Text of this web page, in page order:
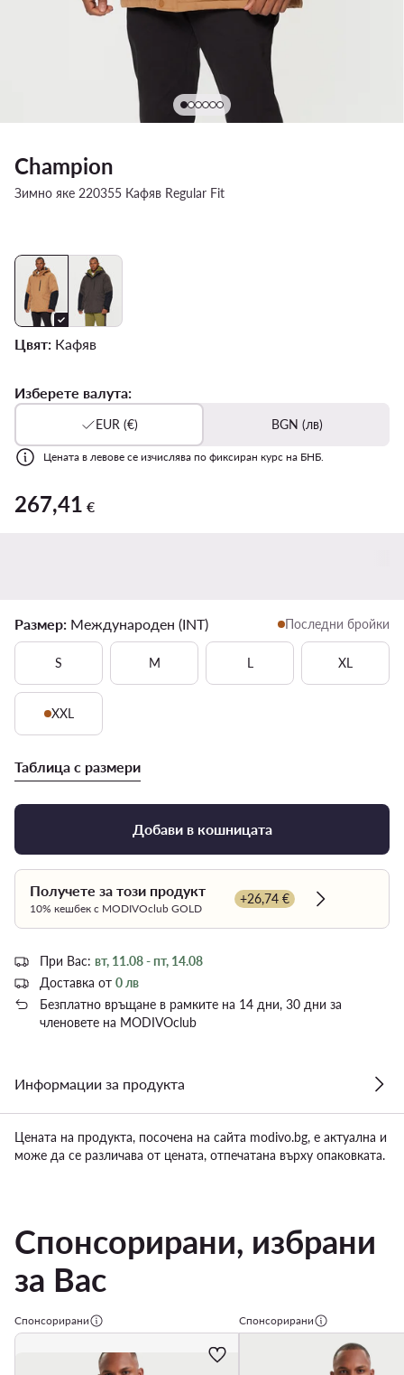
Champion
Зимно яке 220355 Кафяв Regular Fit
Цвят: Кафяв
Изберете валута:
EUR (€) BGN (лв)
Цената в левове се изчислява по фиксиран курс на БНБ.
267,41 €
267,41 €
Размер: Международен (INT) Последни бройки
S M L XL
XXL
Таблица с размери
Добави в кошницата
Получете за този продукт
10% кешбек с MODIVOclub GOLD
+26,74 €
Dowiedz się
При Вас: вт, 11.08 - пт, 14.08
Доставка от 0 лв
Безплатно връщане в рамките на 14 дни, 30 дни за
членовете на MODIVOclub
Информации за продукта
Цената на продукта, посочена на сайта modivo.bg, е актуална и
може да се различава от цената, отпечатана върху опаковката.
Спонсорирани, избрани
за Вас
Спонсорирани Спонсорирани